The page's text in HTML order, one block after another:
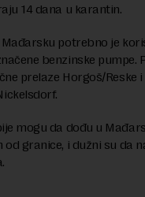
14 dana u karantin.
potrebno je
benzinske
prelaze Horgoš/Reske i
mogu da dođu u
od granice, i dužni su da